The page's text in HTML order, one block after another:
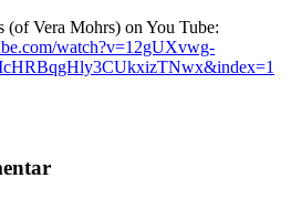
(of Vera Mohrs) on You Tube:
watch?v=12gUXvwg-